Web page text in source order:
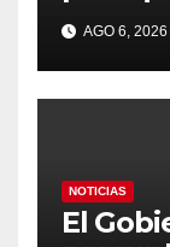
el
contra
AGO 6, 2026
NOTICIAS
El